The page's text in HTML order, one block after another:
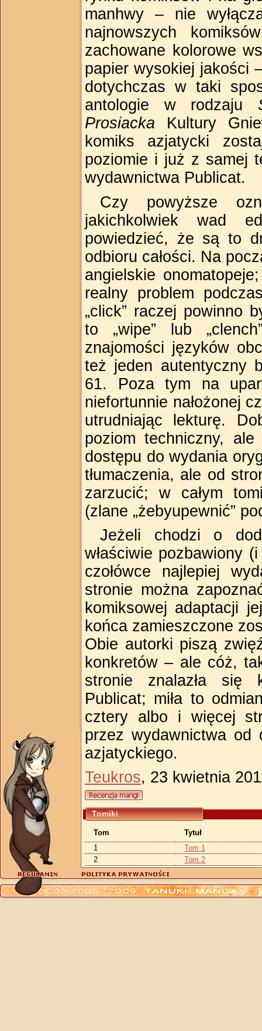
manhwy – nie
najnowszych
zachowane kolorowe
papier wysokiej jakości
dotychczas w taki
antologie w rodzaju
Prosiacka Kultury
komiks azjatycki
poziomie i już z samej
wydawnictwa Publicat.
Czy powyższe
jakichkolwiek wad
powiedzieć, że są to
odbioru całości. Na
angielskie
realny problem
„click” raczej powinno
to „wipe” lub
znajomości języków
też jeden autentyczny
61. Poza tym na
niefortunnie nałożonej
utrudniając lekturę.
poziom techniczny,
dostępu do wydania
tłumaczenia, ale od
zarzucić; w całym
(zlane „żebyupewnić”
Jeżeli chodzi o
właściwie pozbawiony
czołówce najlepiej
stronie można
komiksowej adaptacji
końca zamieszczone
Obie autorki piszą
konkretów – ale cóż,
stronie znalazła się
Publicat; miła to
cztery albo i więcej
przez wydawnictwa od
azjatyckiego.
Teukros, 23 kwietnia
Tomiki
Tom
Tytuł
1
Tom 1
2
Tom 2